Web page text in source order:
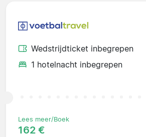
Wedstrijdticket inbegrepen
1 hotelnacht inbegrepen
Lees meer/Boek
162 €